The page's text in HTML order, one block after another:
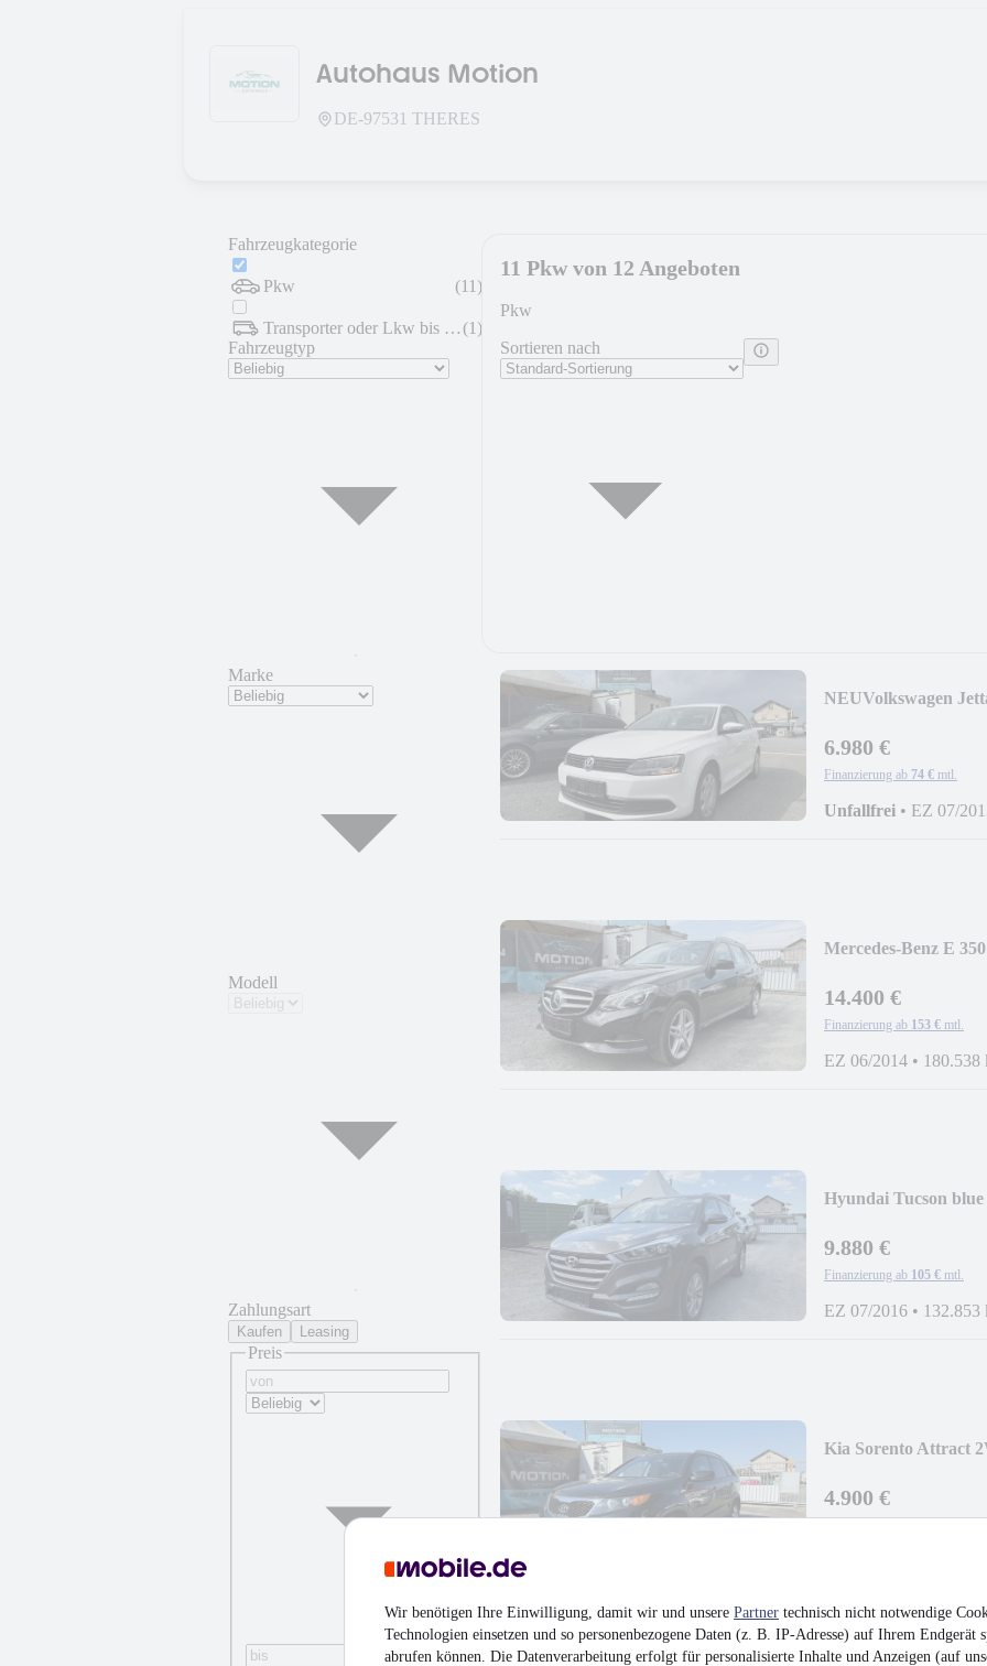
Wir benötigen Ihre Einwilligung, damit wir und unsere Partner technisch nicht notwendige
Technologien einsetzen und so personenbezogene Daten (z. B. IP-Adresse) auf Ihrem Endgerät
abrufen können. Die Datenverarbeitung erfolgt für personalisierte Inhalte und Anzeigen (auf
Autohaus Motion
DE-97531 THERES
Fahrzeugkategorie
Pkw (11)
Transporter oder Lkw bis 7,5 t (1)
Fahrzeugtyp
Marke
Modell
Zahlungsart
Kaufen Leasing
Preis
11 Pkw von 12 Angeboten
Pkw
Sortieren nach
NEUVolkswagen
6.980 €
Finanzierung ab 74 € mtl.
Unfallfrei • EZ 07/
Mercedes-Benz E
14.400 €
Finanzierung ab 153 € mtl.
EZ 06/2014 • 180.538
Hyundai Tucson
9.880 €
Finanzierung ab 105 € mtl.
EZ 07/2016 • 132.853
Kia Sorento Attract
4.900 €